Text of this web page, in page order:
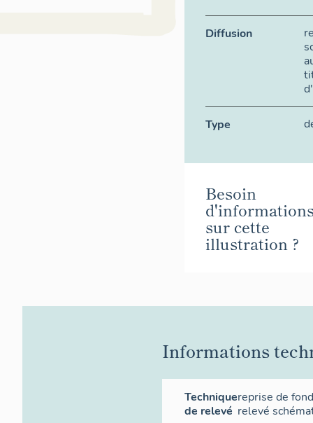
Diffusion
Type
Besoin
sur cette
illustration ?
Informations
Technique
de relevé
reprise de fond
relevé